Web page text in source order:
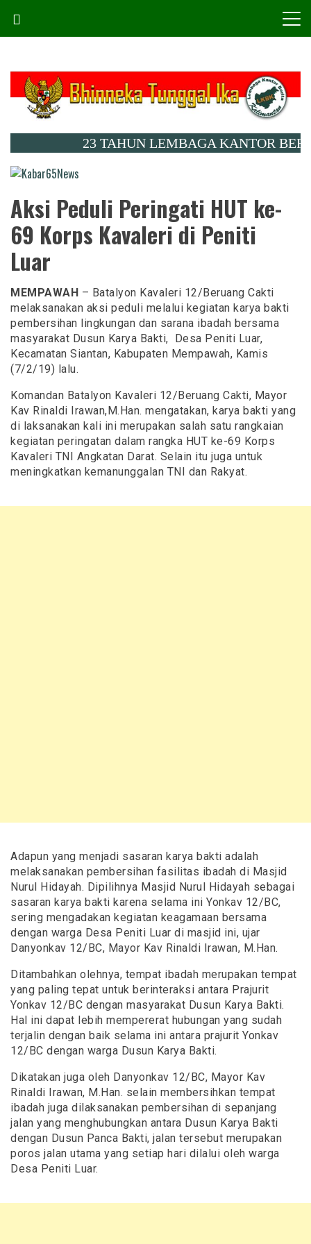
content
23 TAHUN LEMBAGA KANTOR BERITA
Kabar65News
Aksi Peduli Peringati HUT ke-
69 Korps Kavaleri di Peniti
Luar
MEMPAWAH – Batalyon Kavaleri 12/Beruang Cakti
melaksanakan aksi peduli melalui kegiatan karya bakti
pembersihan lingkungan dan sarana ibadah bersama
masyarakat Dusun Karya Bakti, Desa Peniti Luar,
Kecamatan Siantan, Kabupaten Mempawah, Kamis
(7/2/19) lalu.
Komandan Batalyon Kavaleri 12/Beruang Cakti, Mayor
Kav Rinaldi Irawan,M.Han. mengatakan, karya bakti yang
di laksanakan kali ini merupakan salah satu rangkaian
kegiatan peringatan dalam rangka HUT ke-69 Korps
Kavaleri TNI Angkatan Darat. Selain itu juga untuk
meningkatkan kemanunggalan TNI dan Rakyat.
Adapun yang menjadi sasaran karya bakti adalah
melaksanakan pembersihan fasilitas ibadah di Masjid
Nurul Hidayah. Dipilihnya Masjid Nurul Hidayah sebagai
sasaran karya bakti karena selama ini Yonkav 12/BC,
sering mengadakan kegiatan keagamaan bersama
dengan warga Desa Peniti Luar di masjid ini, ujar
Danyonkav 12/BC, Mayor Kav Rinaldi Irawan, M.Han.
Ditambahkan olehnya, tempat ibadah merupakan tempat
yang paling tepat untuk berinteraksi antara Prajurit
Yonkav 12/BC dengan masyarakat Dusun Karya Bakti.
Hal ini dapat lebih mempererat hubungan yang sudah
terjalin dengan baik selama ini antara prajurit Yonkav
12/BC dengan warga Dusun Karya Bakti.
Dikatakan juga oleh Danyonkav 12/BC, Mayor Kav
Rinaldi Irawan, M.Han. selain membersihkan tempat
ibadah juga dilaksanakan pembersihan di sepanjang
jalan yang menghubungkan antara Dusun Karya Bakti
dengan Dusun Panca Bakti, jalan tersebut merupakan
poros jalan utama yang setiap hari dilalui oleh warga
Desa Peniti Luar.